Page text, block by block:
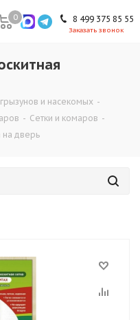
8 499 375 85 55
Заказать звонок
0
и насекомых -
- Сетки и комаров -
на дверь